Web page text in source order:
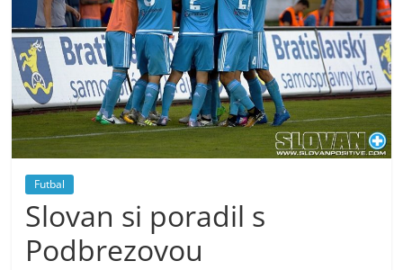
Futbal
Slovan si poradil s
Podbrezovou